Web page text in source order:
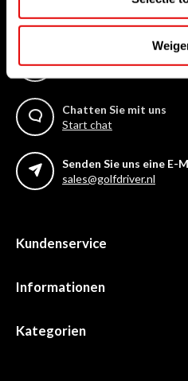
Womit können wir Ihnen
+31 85 06 02 099
Chatten Sie mit uns
Start chat
Senden Sie uns eine E-
sales@golfdriver.nl
Kundenservice
Informationen
Kategorien